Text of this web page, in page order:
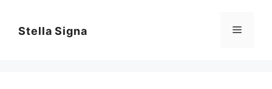
Stella Signa メ